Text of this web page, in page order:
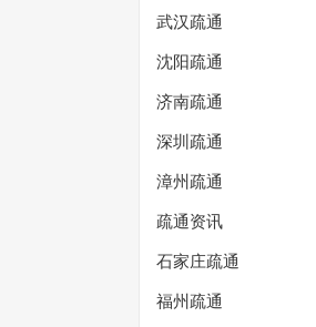
武汉疏通
沈阳疏通
济南疏通
深圳疏通
漳州疏通
疏通资讯
石家庄疏通
福州疏通